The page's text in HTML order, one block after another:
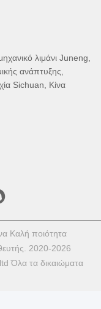
λιμάνι Juneng,
ανάπτυξης,
Sichuan, Κίνα
Καλή ποιότητα
2020-2026
Όλα τα δικαιώματα